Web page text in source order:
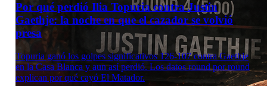
Por qué perdió Ilia Topuria contra Justin
Gaethje: la noche en que el cazador se volvió
presa
Topuria ganó los golpes significativos 126-107 contra Gaethje
en la Casa Blanca y aun así perdió. Los datos round por round
explican por qué cayó El Matador.